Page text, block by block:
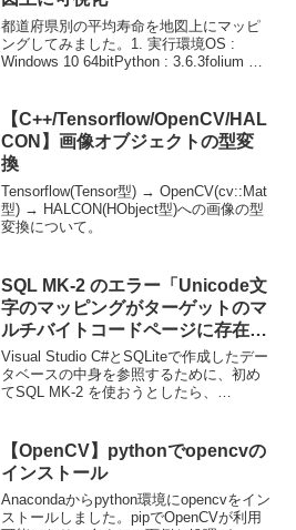
都道府県別の平均寿命を地図上にマッピ
ングしてみました。1. 実行環境OS :
Windows 10 64bitPython : 3.6.3folium ：
【C++/Tensorflow/OpenCV/HAL
CON】画像オブジェクトの型変
換
Tensorflow(Tensor型) → OpenCV(cv::Mat
型) → HALCON(HObject型)への画像の型
変換について。
SQL MK-2 のエラー「Unicode文
字のマッピングがターゲットのマ
ルチバイトコードページに存在し
ません」
Visual Studio C#とSQLiteで作成したデー
タベースの中身を参照するために、初め
てSQL MK-2 を使おうとしたら、
せん」というエラーメッセー...
【OpenCV】pythonでopencvの
インストール
Anacondaからpython環境にopencvをイン
ストールしました。pipでOpenCVが利用